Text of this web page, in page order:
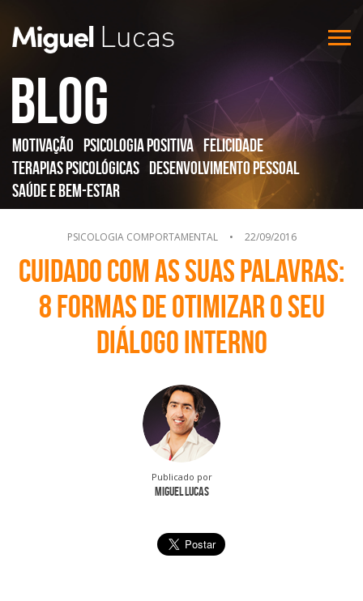
Blog
Motivação Psicologia Positiva Felicidade
Terapias Psicológicas Desenvolvimento Pessoal
Saúde e Bem-Estar
PSICOLOGIA COMPORTAMENTAL • 22/09/2016
Cuidado com as suas palavras:
8 formas de otimizar o seu
diálogo interno
Publicado por
Miguel Lucas